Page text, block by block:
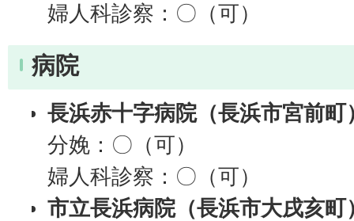
婦人科診察：〇（可）
病院
長浜赤十字病院（長浜市宮前町
分娩：〇（可）
婦人科診察：〇（可）
市立長浜病院（長浜市大戌亥町